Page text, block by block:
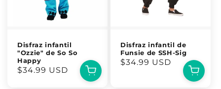
Disfraz infantil
"Ozzie" de So So
Happy
Precio
$34.99 USD
Disfraz infantil de
Funsie de SSH-Sig
Precio
$34.99 USD